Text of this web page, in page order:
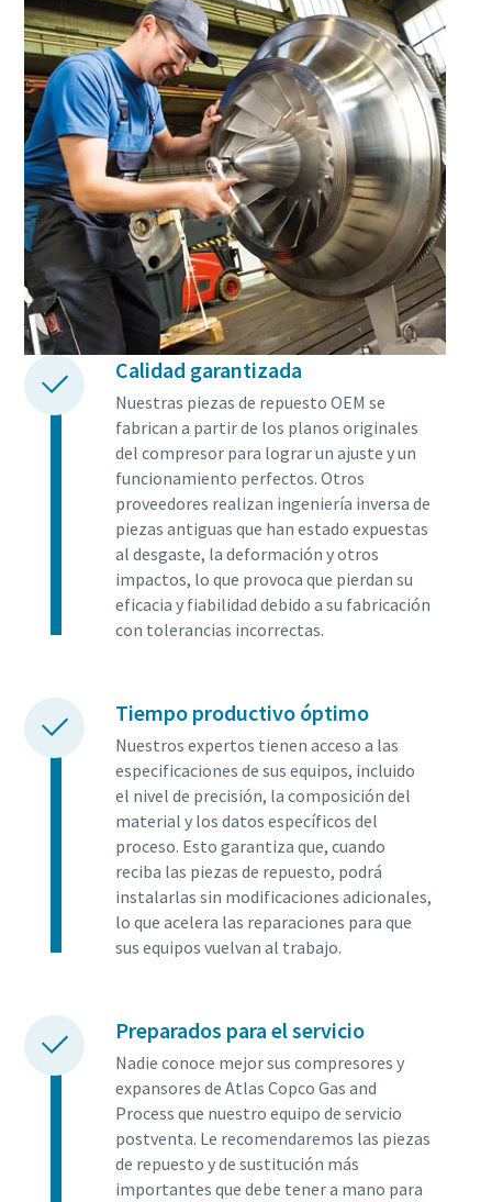
Descargar aquí
Calidad garantizada
Nuestras piezas de repuesto OEM se
fabrican a partir de los planos originales
del compresor para lograr un ajuste y un
funcionamiento perfectos. Otros
proveedores realizan ingeniería inversa de
piezas antiguas que han estado expuestas
al desgaste, la deformación y otros
impactos, lo que provoca que pierdan su
eficacia y fiabilidad debido a su fabricación
con tolerancias incorrectas.
Tiempo productivo óptimo
Nuestros expertos tienen acceso a las
especificaciones de sus equipos, incluido
el nivel de precisión, la composición del
material y los datos específicos del
proceso. Esto garantiza que, cuando
reciba las piezas de repuesto, podrá
instalarlas sin modificaciones adicionales,
lo que acelera las reparaciones para que
sus equipos vuelvan al trabajo.
Preparados para el servicio
Nadie conoce mejor sus compresores y
expansores de Atlas Copco Gas and
Process que nuestro equipo de servicio
postventa. Le recomendaremos las piezas
de repuesto y de sustitución más
importantes que debe tener a mano para